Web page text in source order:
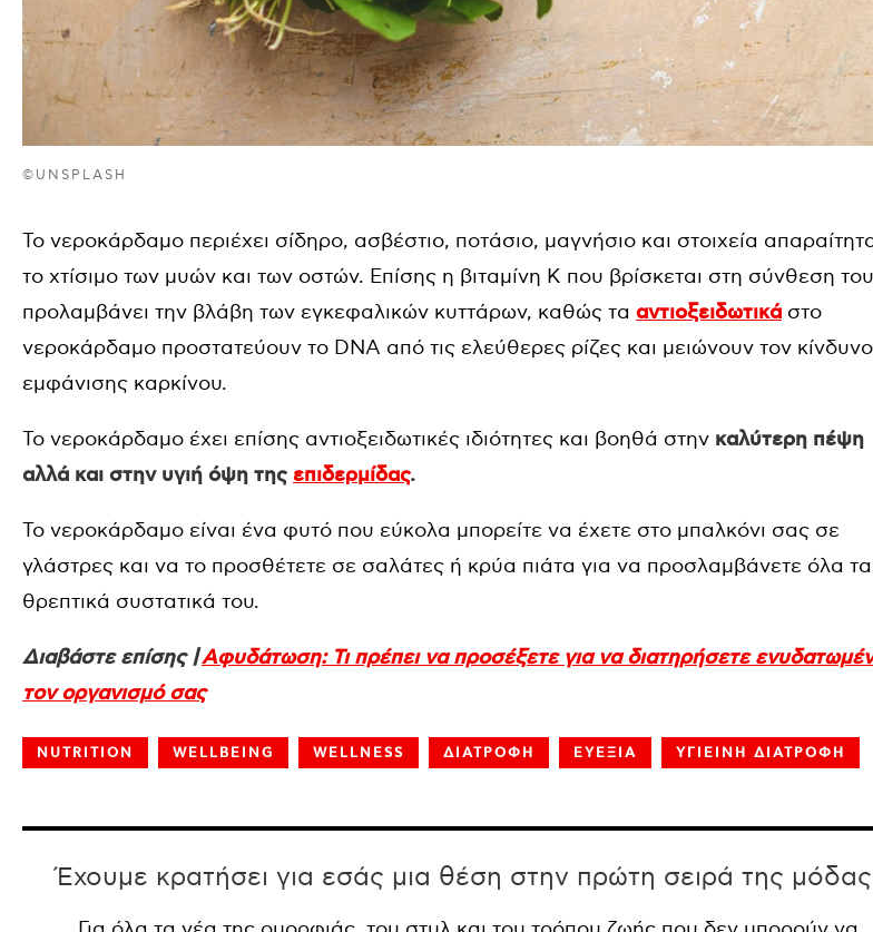
©UNSPLASH
Το νεροκάρδαμο περιέχει σίδηρο, ασβέστιο, ποτάσιο, μαγνήσιο και στοιχεία
το χτίσιμο των μυών και των οστών. Επίσης η βιταμίνη Κ που βρίσκεται στη σύνθεση
προλαμβάνει την βλάβη των εγκεφαλικών κυττάρων, καθώς τα αντιοξειδωτικά στο
νεροκάρδαμο προστατεύουν το DNA από τις ελεύθερες ρίζες και μειώνουν τον κίνδυνο
εμφάνισης καρκίνου.
Το νεροκάρδαμο έχει επίσης αντιοξειδωτικές ιδιότητες και βοηθά στην καλύτερη πέψη
αλλά και στην υγιή όψη της επιδερμίδας.
Το νεροκάρδαμο είναι ένα φυτό που εύκολα μπορείτε να έχετε στο μπαλκόνι σας σε
γλάστρες και να το προσθέτετε σε σαλάτες ή κρύα πιάτα για να προσλαμβάνετε όλα τα
θρεπτικά συστατικά του.
Διαβάστε επίσης |Αφυδάτωση: Τι πρέπει να προσέξετε για να διατηρήσετε
τον οργανισμό σας
NUTRITION WELLBEING WELLNESS ΔΙΑΤΡΟΦΗ ΕΥΕΞΙΑ ΥΓΙΕΙΝΗ ΔΙΑΤΡΟΦΗ
Έχουμε κρατήσει για εσάς μια θέση στην πρώτη σειρά της